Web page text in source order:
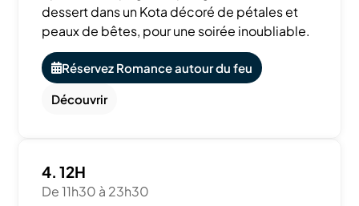
dessert dans un Kota décoré de pétales et
peaux de bêtes, pour une soirée inoubliable.
Réservez Romance autour du feu
Découvrir
4. 12H
De 11h30 à 23h30